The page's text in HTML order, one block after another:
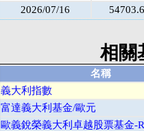
2026/07/16
相關
名稱
義大利指數
富達義大利基金/歐元
歐義銳榮義大利卓越股票基金-